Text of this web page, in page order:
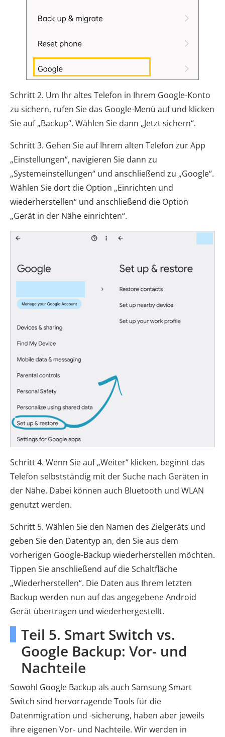
Schritt 2. Um Ihr altes Telefon in Ihrem Google-Konto
zu sichern, rufen Sie das Google-Menü auf und klicken
Sie auf „Backup“. Wählen Sie dann „Jetzt sichern“.
Schritt 3. Gehen Sie auf Ihrem alten Telefon zur App
„Einstellungen“, navigieren Sie dann zu
„Systemeinstellungen“ und anschließend zu „Google“.
Wählen Sie dort die Option „Einrichten und
wiederherstellen“ und anschließend die Option
„Gerät in der Nähe einrichten“.
Schritt 4. Wenn Sie auf „Weiter“ klicken, beginnt das
Telefon selbstständig mit der Suche nach Geräten in
der Nähe. Dabei können auch Bluetooth und WLAN
genutzt werden.
Schritt 5. Wählen Sie den Namen des Zielgeräts und
geben Sie den Datentyp an, den Sie aus dem
vorherigen Google-Backup wiederherstellen möchten.
Tippen Sie anschließend auf die Schaltfläche
„Wiederherstellen“. Die Daten aus Ihrem letzten
Backup werden nun auf das angegebene Android
Gerät übertragen und wiederhergestellt.
Teil 5. Smart Switch vs.
Google Backup: Vor- und
Nachteile
Sowohl Google Backup als auch Samsung Smart
Switch sind hervorragende Tools für die
Datenmigration und -sicherung, haben aber jeweils
ihre eigenen Vor- und Nachteile. Wir werden in